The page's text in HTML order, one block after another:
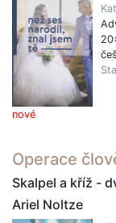
nové
Operace
Skalpel a kříž -
Ariel Noltze